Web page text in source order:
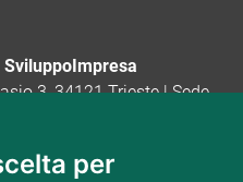
per
3, 34121 Trieste | Sede
34121 Trieste · tel.